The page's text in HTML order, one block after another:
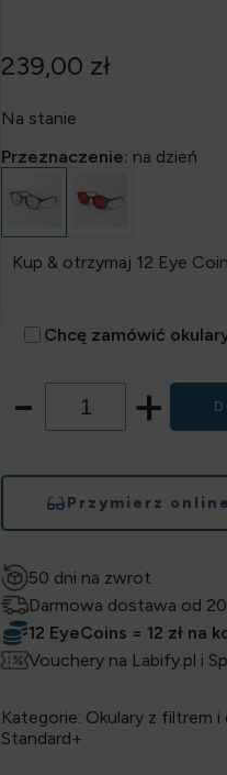
239,00 zł
Na stanie
Przeznaczenie: na dzień
Kup & otrzymaj 12 Eye
Chcę zamówić
- +
Przymierz
50 dni na zwrot
Darmowa dostawa od
12 EyeCoins = 12 zł na
Vouchery na Labify.pl i
Kategorie: Okulary z filtrem
Standard+